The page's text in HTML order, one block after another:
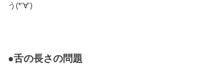
う(*‘∀‘)
●舌の長さの問題